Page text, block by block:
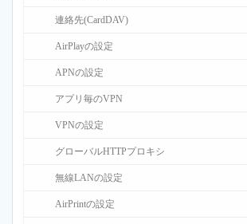
連絡先(CardDAV)
AirPlayの設定
APNの設定
アプリ毎のVPN
VPNの設定
グローバルHTTPプロキシ
無線LANの設定
AirPrintの設定